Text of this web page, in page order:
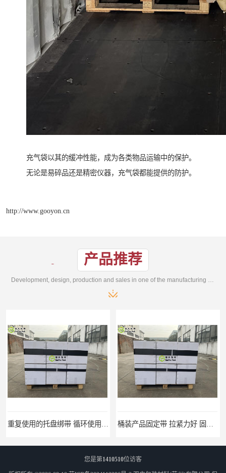
充气袋以其的缓冲性能，成为各类物品运输中的保护。
无论是易碎品还是精密仪器，充气袋都能提供的防护。
http://www.gooyon.cn
产品推荐
桶装产品固定带 拉紧力好 固永包材 托盘运输网兜 固永包材
您是第1410510位访客